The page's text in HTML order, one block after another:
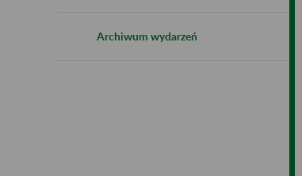
Archiwum wydarzeń